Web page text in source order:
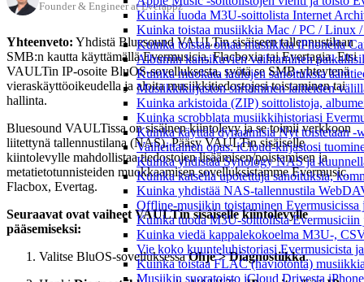
Kuinka luoda M3U-soittolista Internet
Kuinka toistaa musiikkia Mac / PC / Linux
Kuinka toistaa omaa musiikkia iPhonella
Albumin kansikuvien vaihtaminen
Kuinka muokata laulujen sanoituksia
Musiikkikirjaston siirtäminen laitteiden
Kuinka arkistoida (ZIP) soittolistoja,
Kuinka scrobblata musiikkihistoriasi
Kuinka käyttää dynaamisia Nyt toistetaan
Vaiheittainen opas: iCloud-kirjastosi
Kuinka yhdistää Synology NAS ja
Kuinka katsella upotettuja sanoituksia,
Kuinka yhdistää NAS-tallennustila
Offline-musiikin toistaminen
Kuinka tuoda M3U-soittolista Evermusiciin
Kuinka viedä kappalekokoelma M3U-,
Vie koko kuunteluhistoriasi Evermusicista
Kuinka toistaa FLAC (häviötöntä)
Musiikin suoratoisto iCloud Drivesta
Founder & Engineer at Everappz
Yhteenveto: Yhdistä Bluesound VAULTin sisäiseen tallennustilaan
SMB:n kautta käyttämällä Evermusicia, Flacboxia tai Evertagia. Etsi
VAULTin IP-osoite BluOS-sovelluksesta, syötä se SMB-yhteytenä
vieraskäyttöoikeudella ja aloita musiikkitiedostojesi toistaminen tai
hallinta.
Bluesound VAULTissa on sisäinen kiintolevy ja se toimii verkkoon
liitettynä tallennustilana (NAS). Pääsy VAULTin sisäiselle
kiintolevylle mahdollistaa tiedostojen lisäämisen/poistamisen ja
metatietotunnisteiden muokkaamisen sovelluksistamme Evermusic,
Flacbox, Evertag.
Seuraavat ovat vaiheet VAULTin sisäiselle kiintolevylle
pääsemiseksi:
Valitse BluOS-sovelluksessaOhje > Diagnostiikka.